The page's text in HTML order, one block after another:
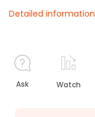
Detailed information
Ask Watch